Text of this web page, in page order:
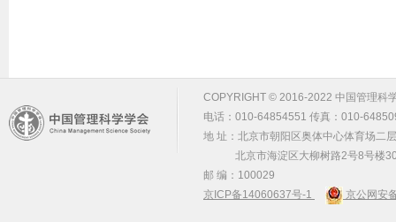
COPYRIGHT © 2016-2022 中国管理科
电话：010-64854551 传真：010-
地 址：北京市朝阳区奥体中心体育场二
北京市海淀区大柳树路2号8号楼
邮 编：100029
京ICP备14060637号-1
京公网安